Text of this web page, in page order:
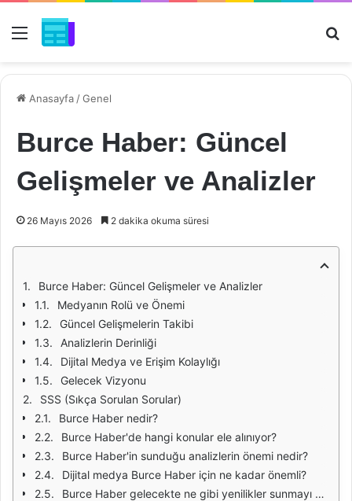
Menü
Anasayfa /Genel
Burce Haber: Güncel
Gelişmeler ve Analizler
26 Mayıs 2026 2 dakika okuma süresi
Burce Haber: Güncel Gelişmeler ve Analizler
Medyanın Rolü ve Önemi
Güncel Gelişmelerin Takibi
Analizlerin Derinliği
Dijital Medya ve Erişim Kolaylığı
Gelecek Vizyonu
SSS (Sıkça Sorulan Sorular)
Burce Haber nedir?
Burce Haber'de hangi konular ele alınıyor?
Burce Haber'in sunduğu analizlerin önemi nedir?
Dijital medya Burce Haber için ne kadar önemli?
Burce Haber gelecekte ne gibi yenilikler sunmayı planlıyor?